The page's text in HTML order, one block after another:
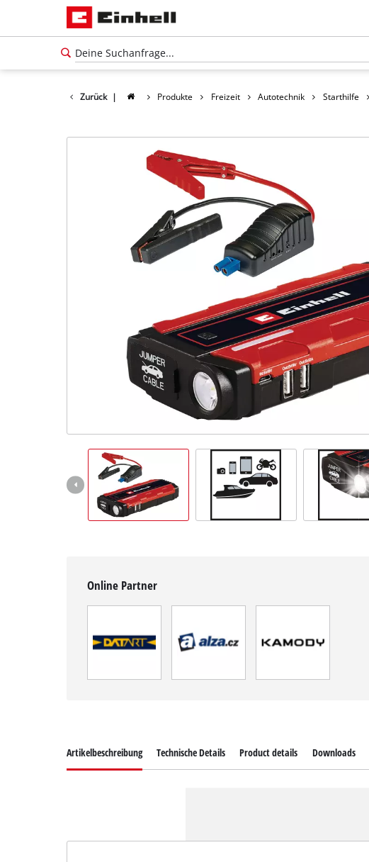
Zurück | Produkte Freizeit Autotechnik Starthilfe
Online Partner
Artikelbeschreibung Technische Details Product details Downloads